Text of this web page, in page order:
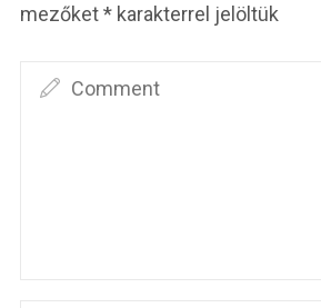
mezőket* karakterrel jelöltük